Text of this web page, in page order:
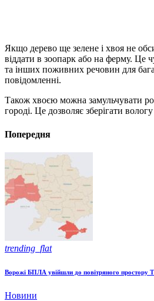
Якщо дерево ще зелене і хвоя не
віддати в зоопарк або на ферму. Це
та інших поживних речовин для
повідомленні.
Також хвоєю можна замульчувати
городі. Це дозволяє зберігати вологу
Попередня
trending_flat
Ворожі БПЛА увійшли до повітряного простору
Новини